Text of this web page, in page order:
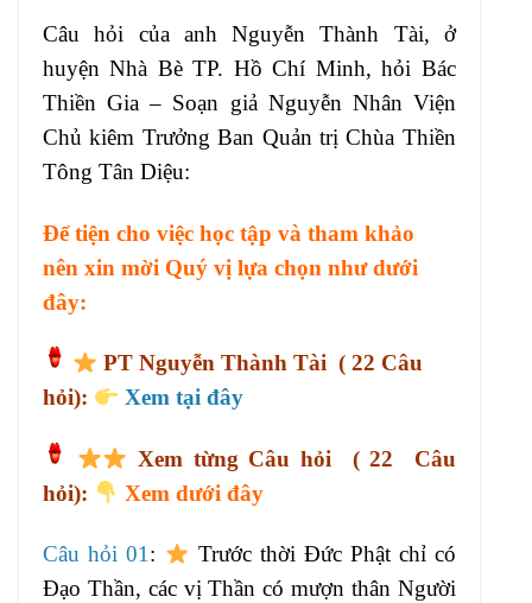
Câu hỏi của anh Nguyễn Thành Tài, ở
huyện Nhà Bè TP. Hồ Chí Minh, hỏi Bác
Thiền Gia – Soạn giả Nguyễn Nhân Viện
Chủ kiêm Trưởng Ban Quản trị Chùa Thiền
Tông Tân Diệu:
Để tiện cho việc học tập và tham khảo
nên xin mời Quý vị lựa chọn như dưới
đây:
PT Nguyễn Thành Tài ( 22 Câu
hỏi):
Xem tại đây
Xem từng Câu hỏi
( 22 Câu
hỏi):
Xem dưới đây
Câu hỏi 01:
Trước thời Đức Phật chỉ có
Đạo Thần, các vị Thần có mượn thân Người